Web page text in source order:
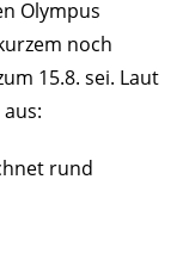
Olympus
noch
15.8. sei. Laut
rund